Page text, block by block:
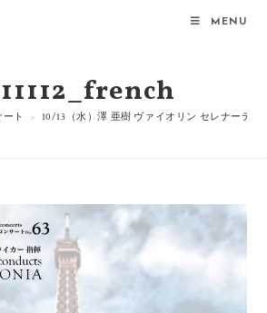
MENU
ート > 10/13（水）澤 亜樹 ヴァイオリン セレナーデ